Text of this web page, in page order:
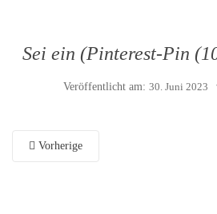
Sei ein (Pinterest-Pin
Veröffentlicht am: 30. Juni 2023
Vorherige